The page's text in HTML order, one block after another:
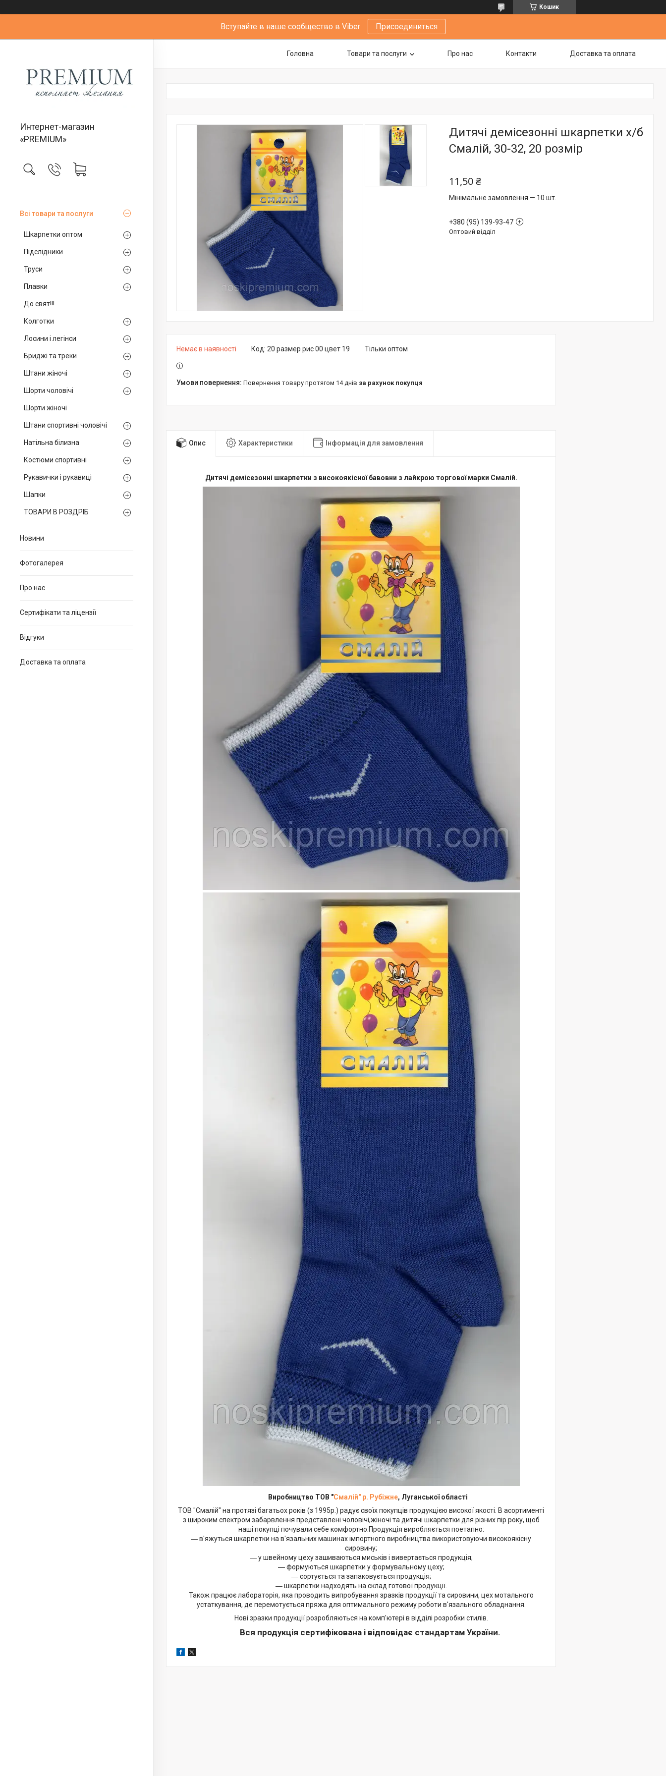
Кошик
Вступайте в наше сообщество в Viber Присоединиться
Интернет-магазин
«PREMIUM»
Всі товари та послуги
Шкарпетки оптом
Підслідники
Труси
Плавки
До свят!!!
Колготки
Лосини і легінси
Бриджі та треки
Штани жіночі
Шорти чоловічі
Шорти жіночі
Штани спортивні чоловічі
Натільна білизна
Костюми спортивні
Рукавички і рукавиці
Шапки
ТОВАРИ В РОЗДРІБ
Новини
Фотогалерея
Про нас
Сертифікати та ліцензії
Відгуки
Доставка та оплата
Головна Товари та послуги Про нас Контакти Доставка та оплата
Дитячі демісезонні шкарпетки х/б
Смалій, 30-32, 20 розмір
11,50 ₴
Мінімальне замовлення — 10 шт.
+380 (95) 139-93-47
Оптовий відділ
Немає в наявності Тільки оптом
Код: 20 размер рис 00 цвет 19
повернення товару протягом 14 днів за рахунок покупця
Опис Характеристики Інформація для замовлення
Дитячі демісезонні шкарпетки з високоякісної бавовни з лайкрою торгової марки Смалій.
Виробництво ТОВ "Смалій" р. Рубіжне, Луганської області
ТОВ "Смалій" на протязі багатьох років (з 1995р.) радує своїх покупців продукцією високої якості. В асортименті
з широким спектром забарвлення представлені чоловічі,жіночі та дитячі шкарпетки для різних пір року, щоб
наші покупці почували себе комфортно.Продукція виробляється поетапно:
― в'яжуться шкарпетки на в'язальних машинах імпортного виробництва використовуючи високоякісну
сировину;
― у швейному цеху зашиваються миськів і вивертається продукція;
― формуються шкарпетки у формувальному цеху;
― сортується та запаковується продукція;
― шкарпетки надходять на склад готової продукції.
Також працює лабораторія, яка проводить випробування зразків продукції та сировини, цех мотального
устаткування, де перемотується пряжа для оптимального режиму роботи в'язального обладнання.
Нові зразки продукції розробляються на комп'ютері в відділі розробки стилів.
Вся продукція сертифікована і відповідає стандартам України.